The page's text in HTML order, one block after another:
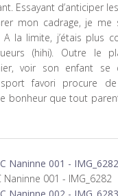
Essayant d’anticiper
mon cadrage, je me
la limite, j’étais plus
(hihi). Outre le
voir son enfant se
favori procure de
bonheur que tout
Naninne 001 - IMG_6282